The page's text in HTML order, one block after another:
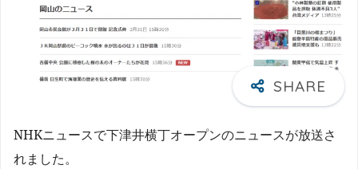
NHKニュースで下津井横丁オープンのニュースが放送さ
れました。